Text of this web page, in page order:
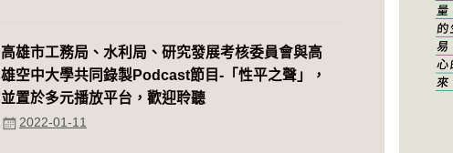
高雄市工務局、水利局、研究發展考核委員會與高
雄空中大學共同錄製Podcast節目-「性平之聲」，
並置於多元播放平台，歡迎聆聽
2022-01-11